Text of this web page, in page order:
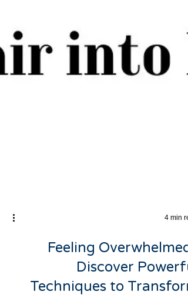
Feeling
Discover